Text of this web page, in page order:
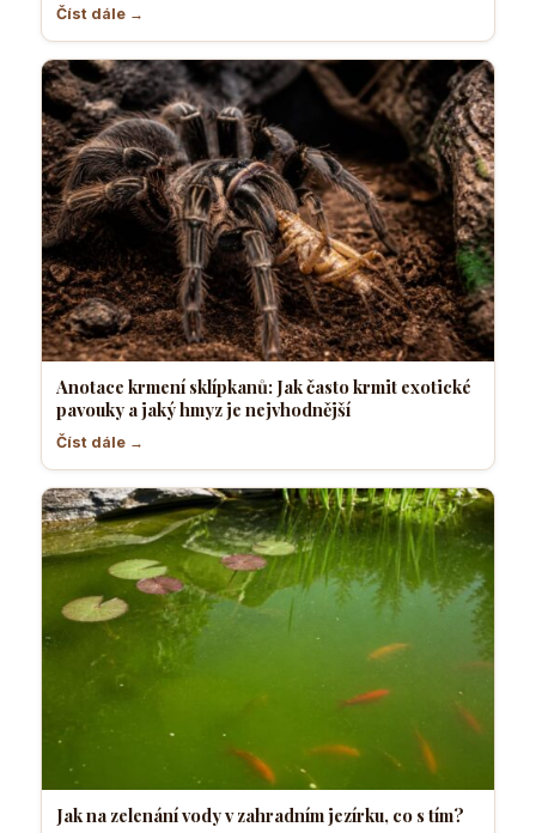
Číst dále →
Anotace krmení sklípkanů: Jak často krmit exotické
pavouky a jaký hmyz je nejvhodnější
Číst dále →
Jak na zelenání vody v zahradním jezírku, co s tím?